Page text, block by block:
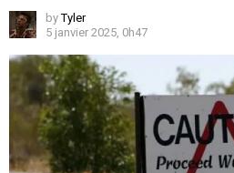
by Tyler
5 janvier 2025, 0h47